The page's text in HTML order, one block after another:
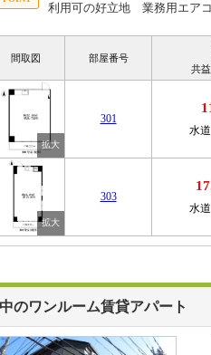
利用可の好立地 業務用エア
間取図 部屋番号
共
301
水
303
水
のワンルーム賃貸アパート